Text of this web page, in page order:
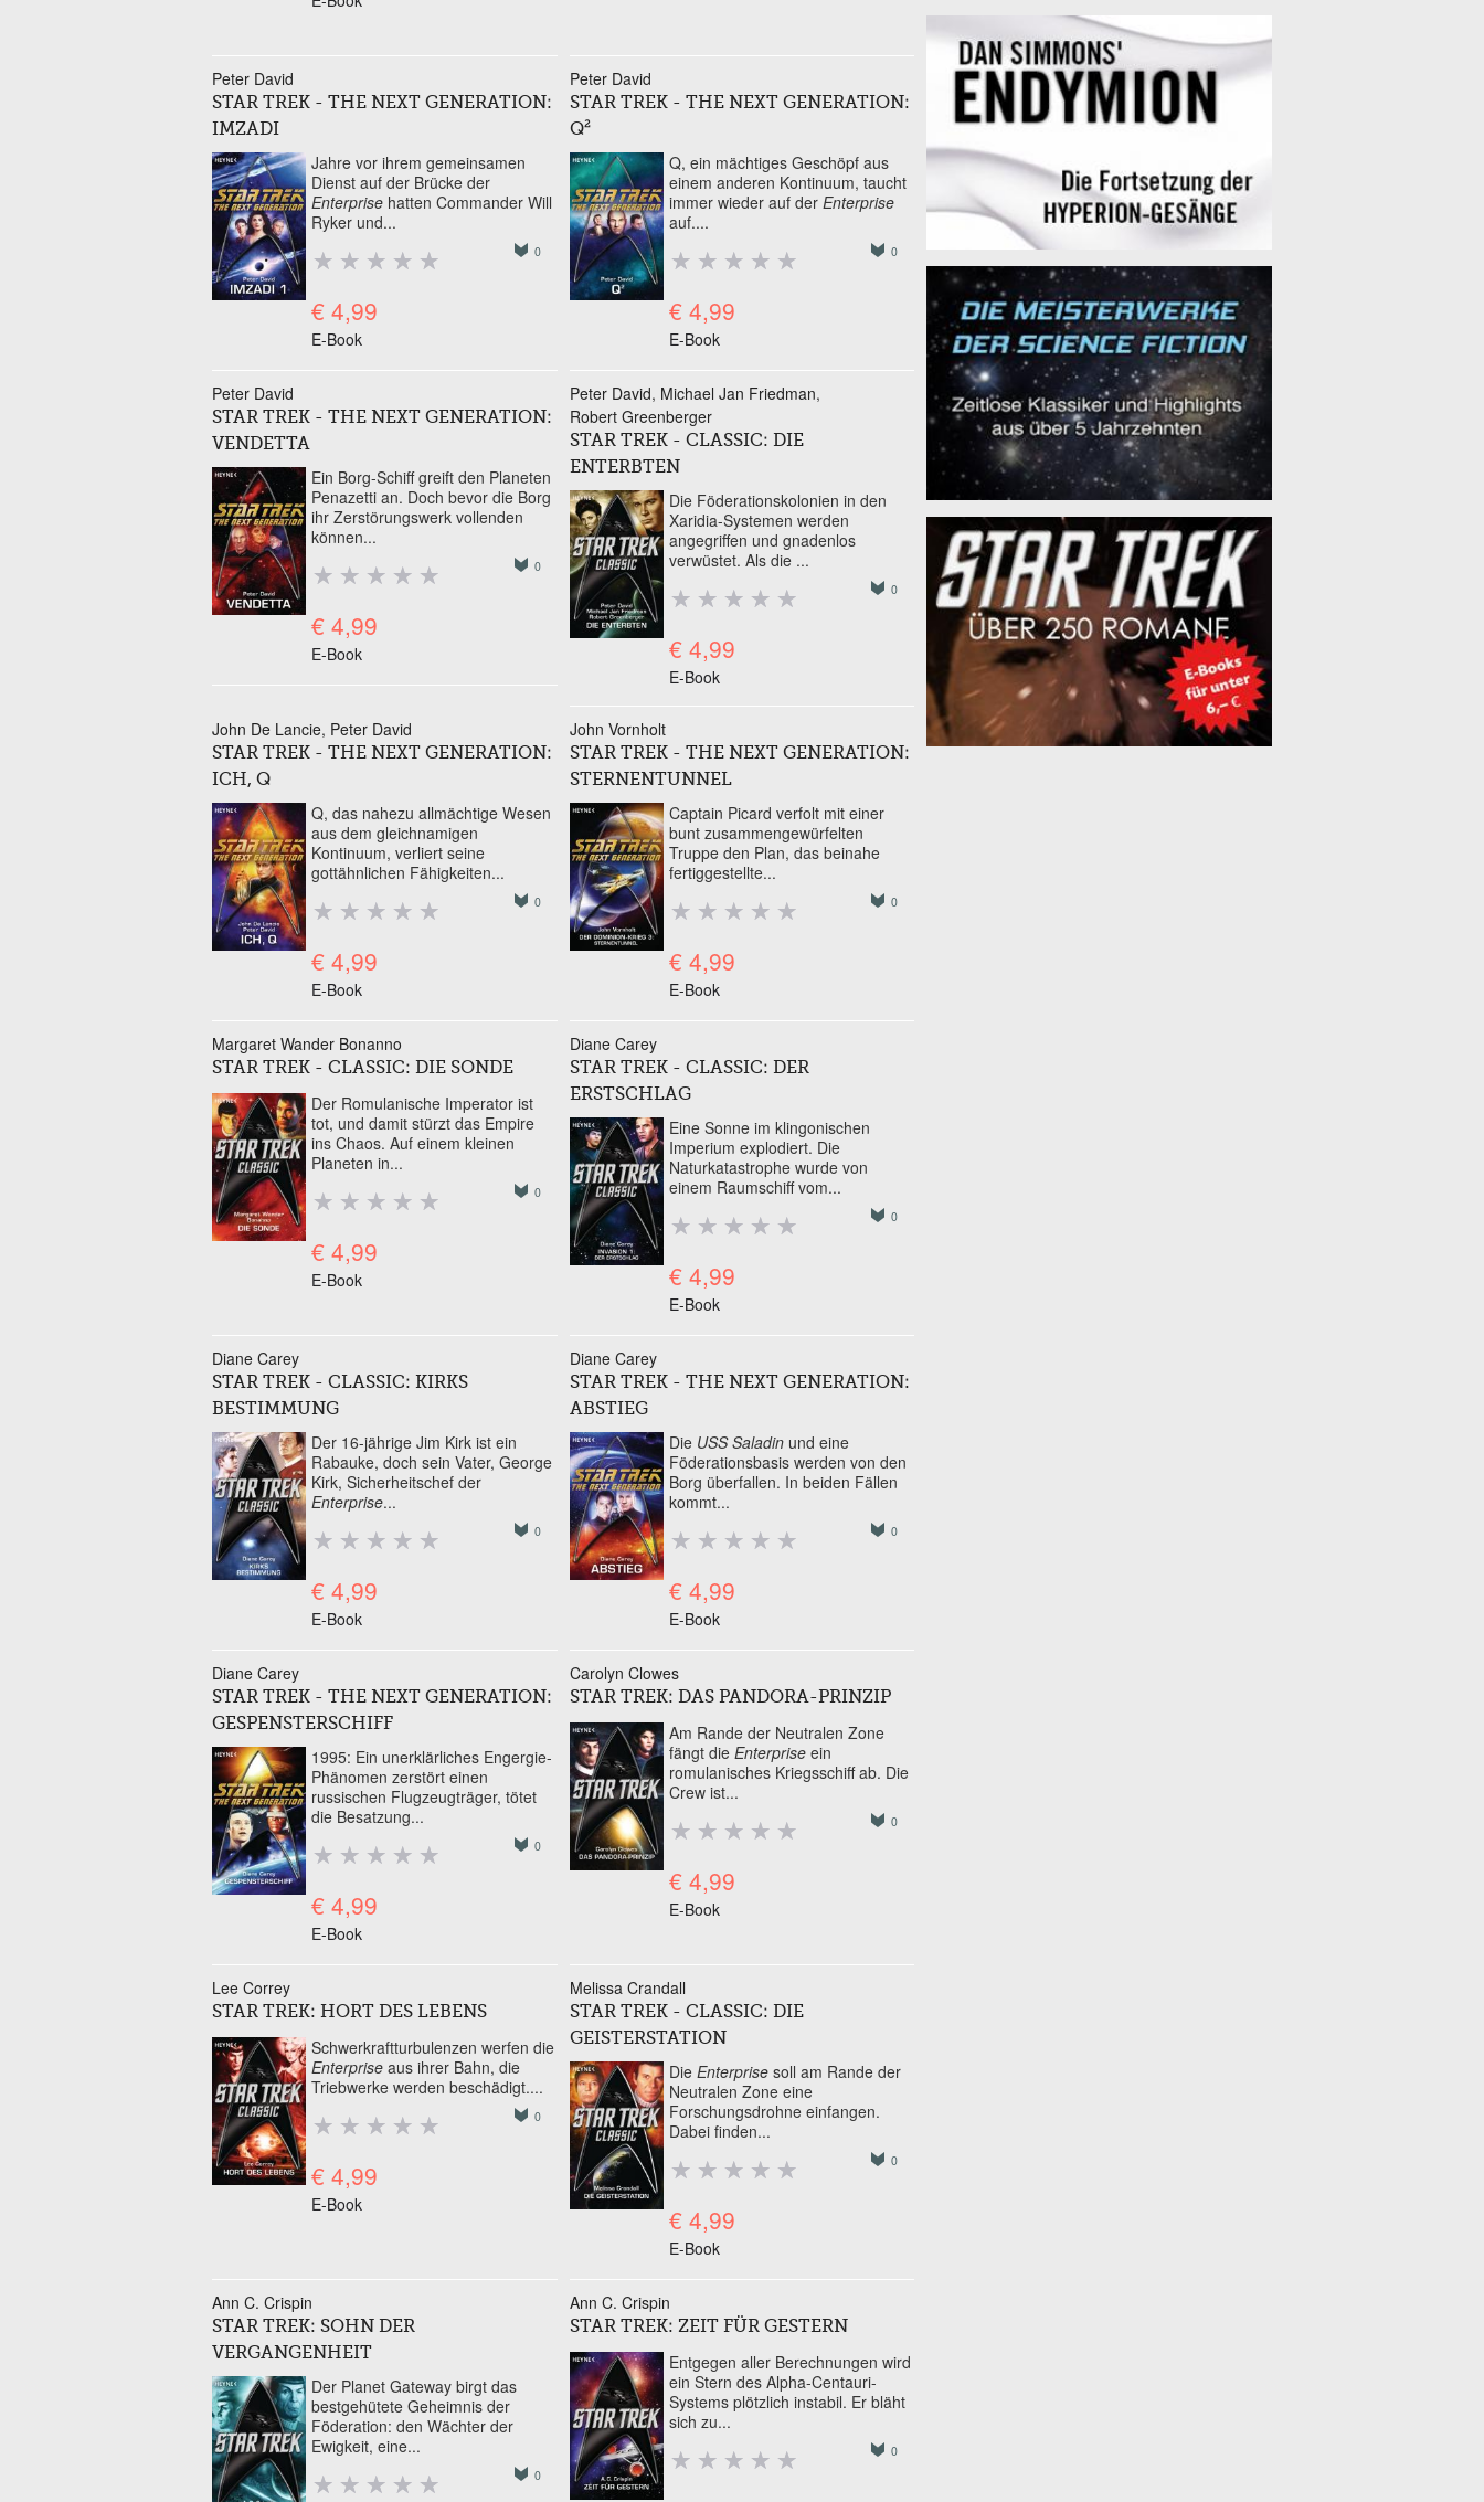
Peter David
STAR TREK - THE NEXT GENERATION:
IMZADI
Jahre vor ihrem gemeinsamen
Dienst auf der Brücke der
Enterprise hatten Commander Will
Ryker und...
0
€ 4,99
E-Book
Peter David
STAR TREK - THE NEXT GENERATION:
Q²
Q, ein mächtiges Geschöpf aus
einem anderen Kontinuum, taucht
immer wieder auf der Enterprise
auf....
0
€ 4,99
E-Book
Peter David
STAR TREK - THE NEXT GENERATION:
VENDETTA
Ein Borg-Schiff greift den Planeten
Penazetti an. Doch bevor die Borg
ihr Zerstörungswerk vollenden
können...
0
€ 4,99
E-Book
Peter David Michael Jan Friedman
Robert Greenberger
STAR TREK - CLASSIC: DIE
ENTERBTEN
Die Föderationskolonien in den
Xaridia-Systemen werden
angegriffen und gnadenlos
verwüstet. Als die ...
0
€ 4,99
E-Book
John De Lancie Peter David
STAR TREK - THE NEXT GENERATION:
ICH, Q
Q, das nahezu allmächtige Wesen
aus dem gleichnamigen
Kontinuum, verliert seine
gottähnlichen Fähigkeiten...
0
€ 4,99
E-Book
John Vornholt
STAR TREK - THE NEXT GENERATION:
STERNENTUNNEL
Captain Picard verfolt mit einer
bunt zusammengewürfelten
Truppe den Plan, das beinahe
fertiggestellte...
0
€ 4,99
E-Book
Margaret Wander Bonanno
STAR TREK - CLASSIC: DIE SONDE
Der Romulanische Imperator ist
tot, und damit stürzt das Empire
ins Chaos. Auf einem kleinen
Planeten in...
0
€ 4,99
E-Book
Diane Carey
STAR TREK - CLASSIC: DER
ERSTSCHLAG
Eine Sonne im klingonischen
Imperium explodiert. Die
Naturkatastrophe wurde von
einem Raumschiff vom...
0
€ 4,99
E-Book
Diane Carey
STAR TREK - CLASSIC: KIRKS
BESTIMMUNG
Der 16-jährige Jim Kirk ist ein
Rabauke, doch sein Vater, George
Kirk, Sicherheitschef der
Enterprise...
0
€ 4,99
E-Book
Diane Carey
STAR TREK - THE NEXT GENERATION:
ABSTIEG
Die USS Saladin und eine
Föderationsbasis werden von den
Borg überfallen. In beiden Fällen
kommt...
0
€ 4,99
E-Book
Diane Carey
STAR TREK - THE NEXT GENERATION:
GESPENSTERSCHIFF
1995: Ein unerklärliches Engergie-
Phänomen zerstört einen
russischen Flugzeugträger, tötet
die Besatzung...
0
€ 4,99
E-Book
Carolyn Clowes
STAR TREK: DAS PANDORA-PRINZIP
Am Rande der Neutralen Zone
fängt die Enterpriseein
romulanisches Kriegsschiff ab. Die
Crew ist...
0
€ 4,99
E-Book
Lee Correy
STAR TREK: HORT DES LEBENS
Schwerkraftturbulenzen werfen die
Enterprise aus ihrer Bahn, die
Triebwerke werden beschädigt....
0
€ 4,99
E-Book
Melissa Crandall
STAR TREK - CLASSIC: DIE
GEISTERSTATION
Die Enterprise soll am Rande der
Neutralen Zone eine
Forschungsdrohne einfangen.
Dabei finden...
0
€ 4,99
E-Book
Ann C. Crispin
STAR TREK: SOHN DER
VERGANGENHEIT
Der Planet Gateway birgt das
bestgehütete Geheimnis der
Föderation: den Wächter der
Ewigkeit, eine...
0
Ann C. Crispin
STAR TREK: ZEIT FÜR GESTERN
Entgegen aller Berechnungen wird
ein Stern des Alpha-Centauri-
Systems plötzlich instabil. Er bläht
sich zu...
0